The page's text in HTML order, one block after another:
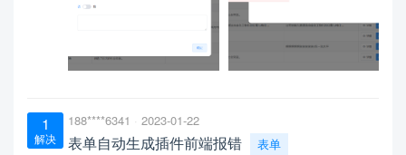
1
解决
188****6341 2023-01-22
表单自动生成插件前端报错 表单